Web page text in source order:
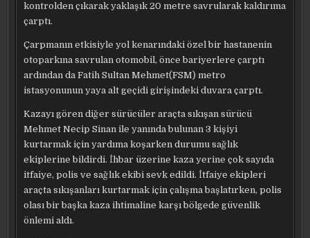
kontrolden çıkarak yaklaşık 20 metre savrularak kaldırıma
çarptı.
Çarpmanın etkisiyle yol kenarındaki özel bir hastanenin
otoparkına savrulan otomobil, önce bariyerlere çarptı
ardından da Fatih Sultan Mehmet(FSM) metro
istasyonunun yaya alt geçidi girişindeki duvara çarptı.
Kazayı gören diğer sürücüler araçta sıkışan sürücü
Mehmet Necip Sinan ile yanında bulunan 3 kişiyi
kurtarmak için yardıma koşarken durumu sağlık
ekiplerine bildirdi. İhbar üzerine kaza yerine çok sayıda
itfaiye, polis ve sağlık ekibi sevk edildi. İtfaiye ekipleri
araçta sıkışanları kurtarmak için çalışma başlatırken, polis
olası bir başka kaza ihtimaline karşı bölgede güvenlik
önlemi aldı.